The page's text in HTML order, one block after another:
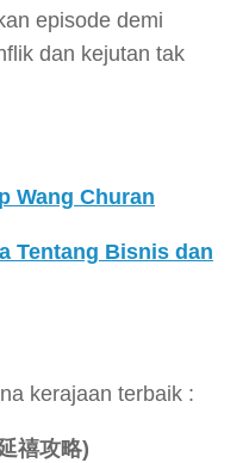
episode demi
dan kejutan tak
Wang Churan
Tentang Bisnis dan
kerajaan terbaik :
禧攻略)